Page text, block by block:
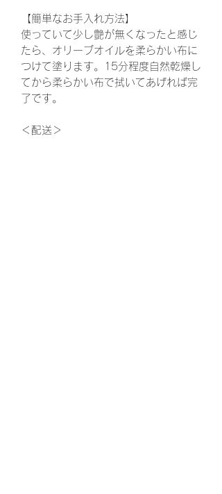
【簡単なお手入れ方法】
使っていて少し艶が無くなったと感じ
たら、オリーブオイルを柔らかい布に
つけて塗ります。15分程度自然乾燥し
てから柔らかい布で拭いてあげれば完
了です。
＜配送＞